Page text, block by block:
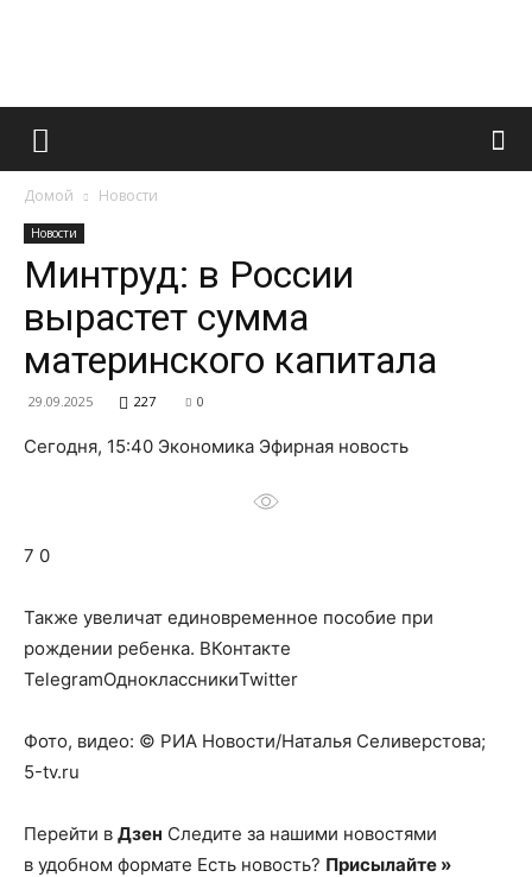
Французский
и
нем
Домой Новости
Новости
Минтруд: в России
вырастет сумма
материнского капитала
29.09.2025 227 0
Сегодня, 15:40 Экономика Эфирная новость
7 0
Также увеличат единовременное пособие при
рождении ребенка. ВКонтакте
TelegramОдноклассникиTwitter
Фото, видео: © РИА Новости/Наталья Селиверстова;
5-tv.ru
Перейти в Дзен Следите за нашими новостями
в удобном формате Есть новость? Присылайте »